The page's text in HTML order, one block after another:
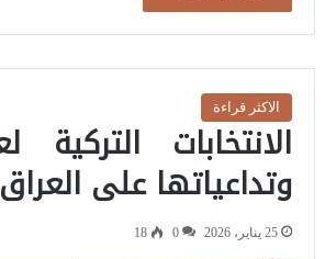
الاكثر قراءة
وتداعياتها على العراق
25 يناير، 2026 0
18